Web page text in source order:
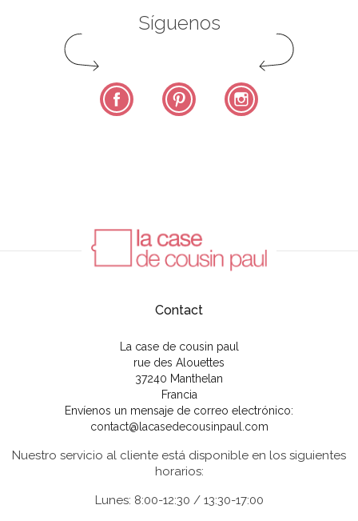
Síguenos
Facebook Pinterest
Contact
La case de cousin paul
rue des Alouettes
37240 Manthelan
Francia
Envíenos un mensaje de correo electrónico:
contact@lacasedecousinpaul.com
Nuestro servicio al cliente está disponible en los siguientes
horarios:
Lunes: 8:00-12:30 / 13:30-17:00